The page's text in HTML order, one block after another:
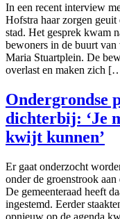
In een recent interview
Hofstra haar zorgen
stad. Het gesprek kwam
bewoners in de buurt van
Maria Stuartplein. De
overlast en maken zich
Ondergrondse
dichterbij: ‘Je
kwijt kunnen’
Er gaat onderzocht
onder de groenstrook
De gemeenteraad heeft
ingestemd. Eerder
opnieuw op de agenda